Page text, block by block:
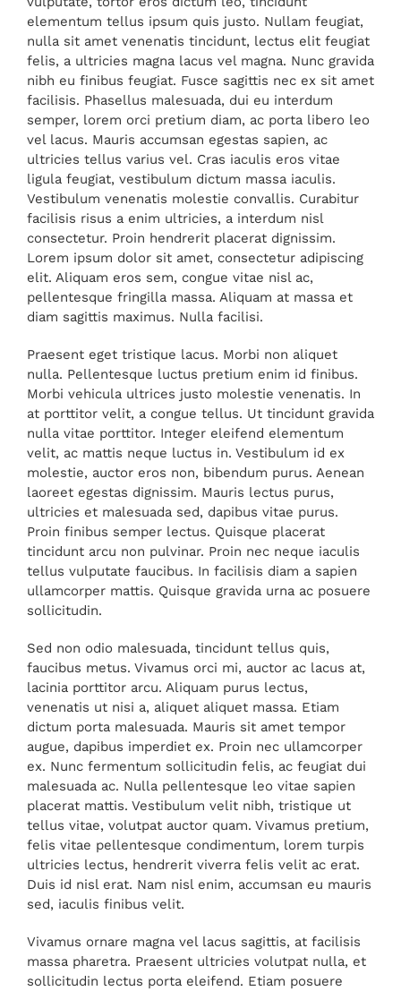
elementum tellus ipsum quis justo. Nullam feugiat,
nulla sit amet venenatis tincidunt, lectus elit feugiat
felis, a ultricies magna lacus vel magna. Nunc gravida
nibh eu finibus feugiat. Fusce sagittis nec ex sit amet
facilisis. Phasellus malesuada, dui eu interdum
semper, lorem orci pretium diam, ac porta libero leo
vel lacus. Mauris accumsan egestas sapien, ac
ultricies tellus varius vel. Cras iaculis eros vitae
ligula feugiat, vestibulum dictum massa iaculis.
Vestibulum venenatis molestie convallis. Curabitur
facilisis risus a enim ultricies, a interdum nisl
consectetur. Proin hendrerit placerat dignissim.
Lorem ipsum dolor sit amet, consectetur adipiscing
elit. Aliquam eros sem, congue vitae nisl ac,
pellentesque fringilla massa. Aliquam at massa et
diam sagittis maximus. Nulla facilisi.
Praesent eget tristique lacus. Morbi non aliquet
nulla. Pellentesque luctus pretium enim id finibus.
Morbi vehicula ultrices justo molestie venenatis. In
at porttitor velit, a congue tellus. Ut tincidunt gravida
nulla vitae porttitor. Integer eleifend elementum
velit, ac mattis neque luctus in. Vestibulum id ex
molestie, auctor eros non, bibendum purus. Aenean
laoreet egestas dignissim. Mauris lectus purus,
ultricies et malesuada sed, dapibus vitae purus.
Proin finibus semper lectus. Quisque placerat
tincidunt arcu non pulvinar. Proin nec neque iaculis
tellus vulputate faucibus. In facilisis diam a sapien
ullamcorper mattis. Quisque gravida urna ac posuere
sollicitudin.
Sed non odio malesuada, tincidunt tellus quis,
faucibus metus. Vivamus orci mi, auctor ac lacus at,
lacinia porttitor arcu. Aliquam purus lectus,
venenatis ut nisi a, aliquet aliquet massa. Etiam
dictum porta malesuada. Mauris sit amet tempor
augue, dapibus imperdiet ex. Proin nec ullamcorper
ex. Nunc fermentum sollicitudin felis, ac feugiat dui
malesuada ac. Nulla pellentesque leo vitae sapien
placerat mattis. Vestibulum velit nibh, tristique ut
tellus vitae, volutpat auctor quam. Vivamus pretium,
felis vitae pellentesque condimentum, lorem turpis
ultricies lectus, hendrerit viverra felis velit ac erat.
Duis id nisl erat. Nam nisl enim, accumsan eu mauris
sed, iaculis finibus velit.
Vivamus ornare magna vel lacus sagittis, at facilisis
massa pharetra. Praesent ultricies volutpat nulla, et
sollicitudin lectus porta eleifend. Etiam posuere